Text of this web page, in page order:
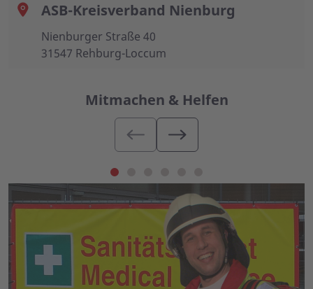
ASB-Kreisverband Nienburg
Nienburger Straße 40
31547 Rehburg-Loccum
Mitmachen & Helfen